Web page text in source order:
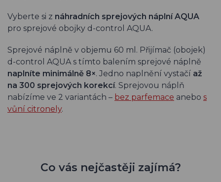
Vyberte si z náhradních sprejových náplní AQUA
pro sprejové obojky d-control AQUA.
Sprejové náplně v objemu 60 ml. Přijímač (obojek)
d-control AQUA s tímto balením sprejové náplně
naplníte minimálně 8×. Jedno naplnění vystačí až
na 300 sprejových korekcí. Sprejovou náplň
nabízíme ve 2 variantách – bez parfemace anebo s
vůní citronely.
Co vás nejčastěji zajímá?